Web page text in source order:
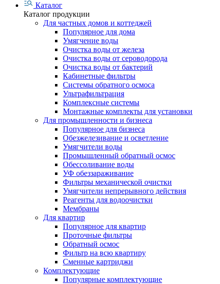
Каталог
Каталог продукции
Для частных домов и коттеджей
Популярное для дома
Умягчение воды
Очистка воды от железа
Очистка воды от сероводорода
Очистка воды от бактерий
Кабинетные фильтры
Системы обратного осмоса
Ультрафильтрация
Комплексные системы
Монтажные комплекты для установки
Для промышленности и бизнеса
Популярное для бизнеса
Обезжелезивание и осветление
Умягчители воды
Промышленный обратный осмос
Обессоливание воды
УФ обеззараживание
Фильтры механической очистки
Умягчители непрерывного действия
Реагенты для водоочистки
Мембраны
Для квартир
Популярное для квартир
Проточные фильтры
Обратный осмос
Фильтр на всю квартиру
Сменные картриджи
Комплектующие
Популярные комплектующие